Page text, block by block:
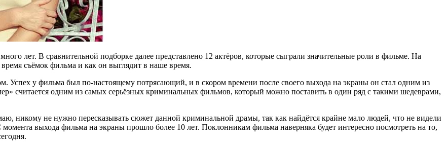
лет. В сравнительной подборке далее представлено 12 актёров, которые сыграли значительные роли в фильме. На
съёмок фильма и как он выглядит в наше время.
у фильма был по-настоящему потрясающий, и в скором времени после своего выхода на экраны он стал одним из
считается одним из самых серьёзных криминальных фильмов, который можно поставить в один ряд с такими шедеврами,
никому не нужно пересказывать сюжет данной криминальной драмы, так как найдётся крайне мало людей, что не видели
выхода фильма на экраны прошло более 10 лет. Поклонникам фильма наверняка будет интересно посмотреть на то,